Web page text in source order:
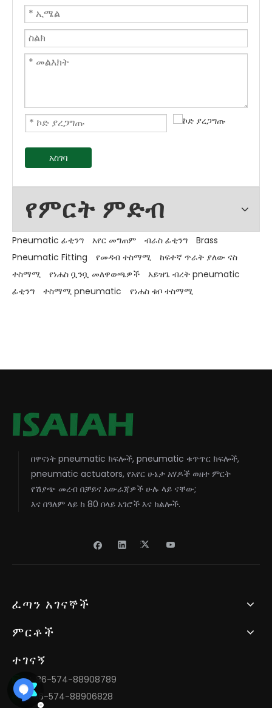
አስገባ
የምርት ምድብ
Pneumatic ፊቲንግ አየር መግጠም ብራስ ፊቲንግ
Brass
Pneumatic Fitting
የመዳብ ተስማሚ
ከፍተኛ ጥራት ያለው ናስ
ተስማሚ
የነሐስ ቧንቧ መለዋወጫዎች
አይዝጌ ብረት pneumatic
ፊቲንግ
ተስማሚ pneumatic የነሐስ ቱቦ ተስማሚ
በዋናነት pneumatic ክፍሎች, pneumatic ቁጥጥር ክፍሎች,
pneumatic actuators, የአየር ሁኔታ አሃዶች ወዘተ ምርት
የሽያጭ መረብ በቻይና አውራጃዎች ሁሉ ላይ ናቸው;
እና በዓለም ላይ ከ 80 በላይ አገሮች እና ክልሎች.
ፈጣን አገናኞች
ምርቶች
ተገናኝ
 + 86-574-88908789
+86-574-88906828